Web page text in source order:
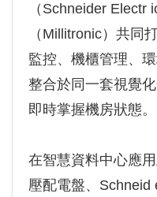
（Schneider Electr
（Millitronic）共同
監控、機櫃管理、
整合於同一套視覺
即時掌握機房狀態。
在智慧資料中心應
壓配電盤、Schneid